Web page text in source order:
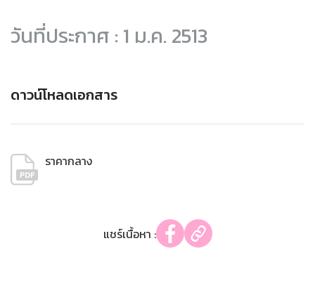
วันที่ประกาศ : 1 ม.ค. 2513
ดาวน์โหลดเอกสาร
ราคากลาง
แชร์เนื้อหา :